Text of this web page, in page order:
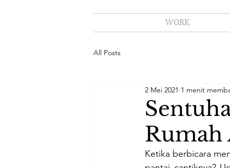
WORK
All Posts
Rumah
2 Mei 2021 1 menit
Ketika berbicara